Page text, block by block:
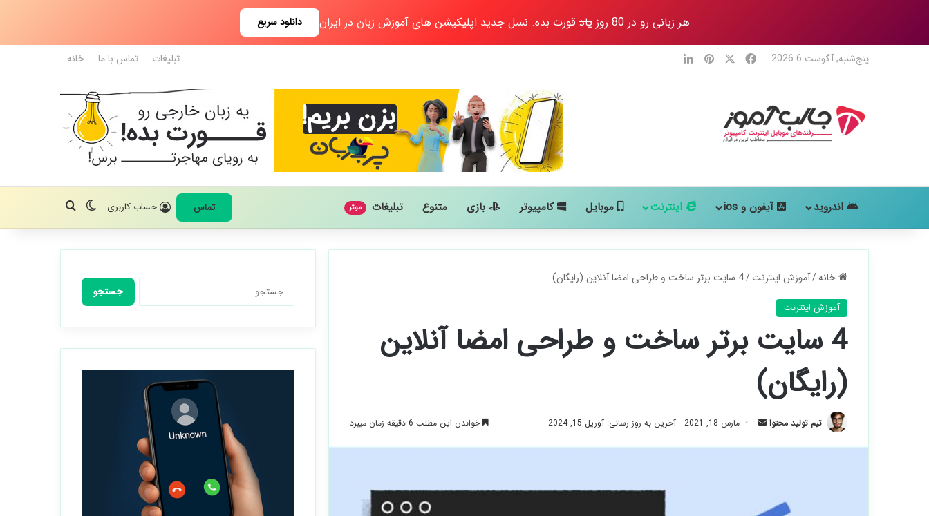
هر زبانی رو در 80 روز یادقورت بده. نسل جدید اپلیکیشن های آموزش زبان در ایران دانلود سریع
پنج‌شنبه, آگوست 6 2026 فیس بوک‫پین‌ترست
لینکدین تبلیغات تماس با ما خانه
اندروید آیفون و ios اینترنت موبایل کامپیوتر بازی متنوع تبلیغات موثر تماس حساب کاربری تغییر پوسته
جستجو برای
خانه/آموزش اینترنت/4 سایت برتر ساخت و طراحی امضا آنلاین (رایگان)
آموزش اینترنت
4 سایت برتر ساخت و طراحی امضا آنلاین
(رایگان)
تیم تولید محتوا
ارسال مارس 18, 2021 آخرین به روز رسانی: آوریل 15, 2024 خواندن این مطلب 6 دقیقه زمان میبرد
جستجو
برای: